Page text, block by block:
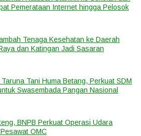
Pemerataan Internet hingga Pelosok
Tenaga Kesehatan ke Daerah
dan Katingan Jadi Sasaran
Tani Huma Betang, Perkuat SDM
Swasembada Pangan Nasional
BNPB Perkuat Operasi Udara
OMC